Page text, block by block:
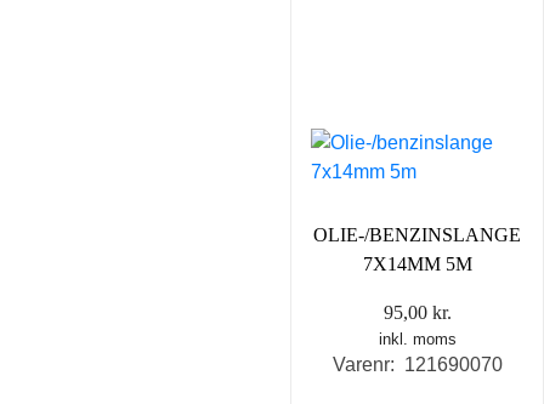
OLIE-/BENZINSLANGE
7X14MM 5M
95,00 kr.
inkl. moms
Varenr: 121690070